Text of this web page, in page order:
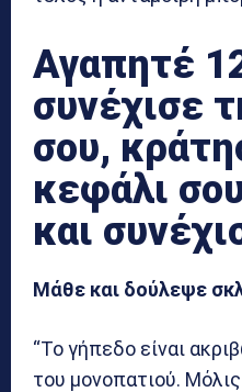
Αγαπητέ
συνέχισε
σου,
κεφάλι
και
Μάθε και δούλεψε
“Το γήπεδο είναι
του μονοπατιού. Μόλις